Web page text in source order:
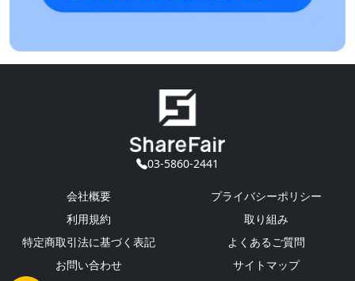
03-5860-2441
会社概要
プライバシーポリシー
利用規約
取り組み
特定商取引法に基づく表記
よくあるご質問
お問い合わせ
サイトマップ